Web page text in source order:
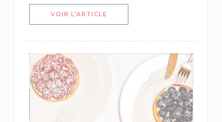
VOIR L'ARTICLE